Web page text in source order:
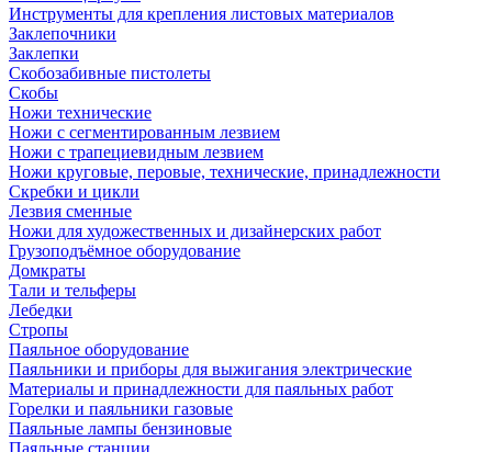
Инструменты для крепления листовых материалов
Заклепочники
Заклепки
Скобозабивные пистолеты
Скобы
Ножи технические
Ножи с сегментированным лезвием
Ножи с трапециевидным лезвием
Ножи круговые, перовые, технические, принадлежности
Скребки и цикли
Лезвия сменные
Ножи для художественных и дизайнерских работ
Грузоподъёмное оборудование
Домкраты
Тали и тельферы
Лебедки
Стропы
Паяльное оборудование
Паяльники и приборы для выжигания электрические
Материалы и принадлежности для паяльных работ
Горелки и паяльники газовые
Паяльные лампы бензиновые
Паяльные станции